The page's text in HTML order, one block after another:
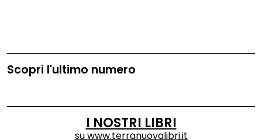
Scopri l'ultimo numero
I NOSTRI LIBRI
suwww.terranuovalibri.it